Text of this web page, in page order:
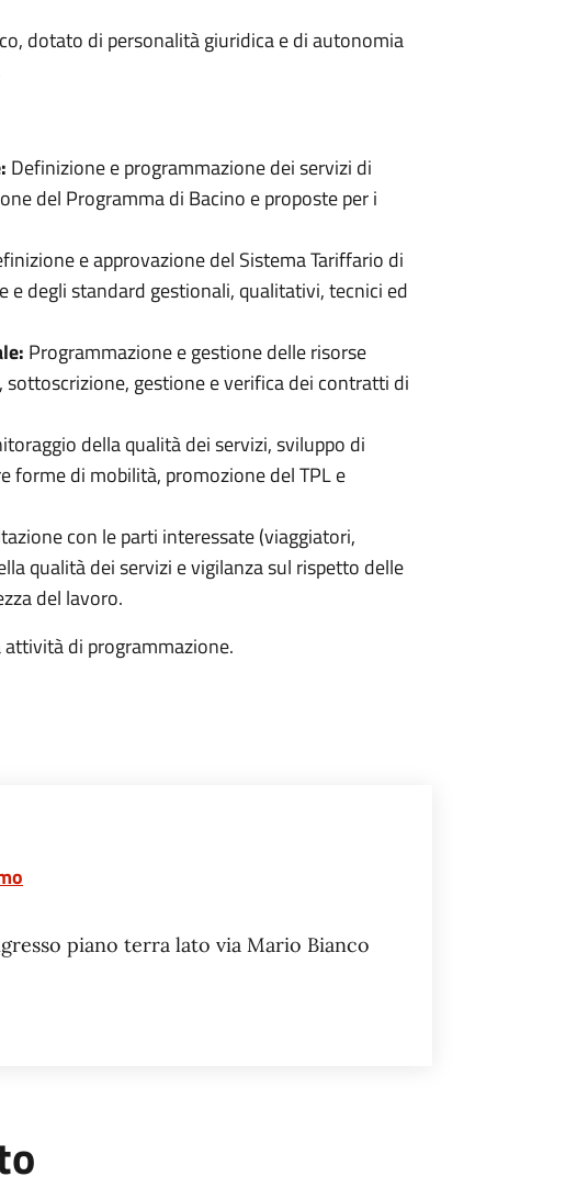
dotato di personalità giuridica e di autonomia
Definizione e programmazione dei servizi di
del Programma di Bacino e proposte per i
e approvazione del Sistema Tariffario di
degli standard gestionali, qualitativi, tecnici ed
Programmazione e gestione delle risorse
gestione e verifica dei contratti di
della qualità dei servizi, sviluppo di
forme di mobilità, promozione del TPL e
con le parti interessate (viaggiatori,
qualità dei servizi e vigilanza sul rispetto delle
del lavoro.
di programmazione.
piano terra lato via Mario Bianco